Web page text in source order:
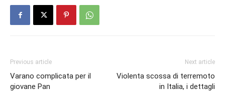
Previous article
Varano complicata per il
giovane Pan
Next article
Violenta scossa di terremoto
in Italia, i dettagli